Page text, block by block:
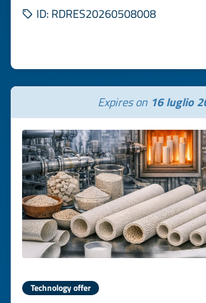
ID: RDRES20260508008
Expires on 16 luglio
Technology offer